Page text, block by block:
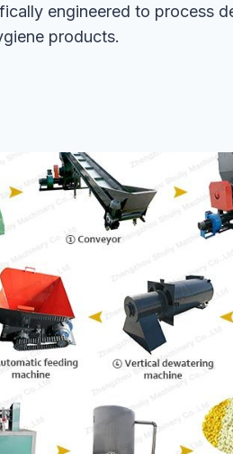
engineered to process
products.